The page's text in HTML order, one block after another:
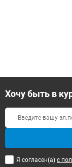
Хочу быть в
Я согласен(a) с